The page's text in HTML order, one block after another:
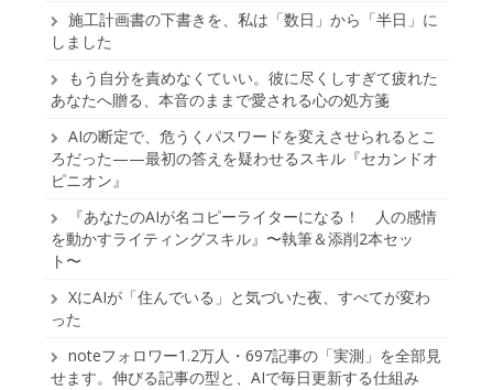
施工計画書の下書きを、私は「数日」から「半日」に
しました
もう自分を責めなくていい。彼に尽くしすぎて疲れた
あなたへ贈る、本音のままで愛される心の処方箋
AIの断定で、危うくパスワードを変えさせられるとこ
ろだった——最初の答えを疑わせるスキル『セカンドオ
ピニオン』
『あなたのAIが名コピーライターになる！ 人の感情
を動かすライティングスキル』〜執筆＆添削2本セッ
ト〜
XにAIが「住んでいる」と気づいた夜、すべてが変わ
った
noteフォロワー1.2万人・697記事の「実測」を全部見
せます。伸びる記事の型と、AIで毎日更新する仕組み